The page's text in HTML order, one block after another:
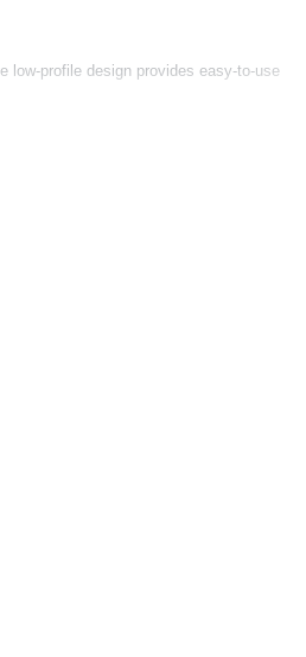
low-profile design provides easy-to-use